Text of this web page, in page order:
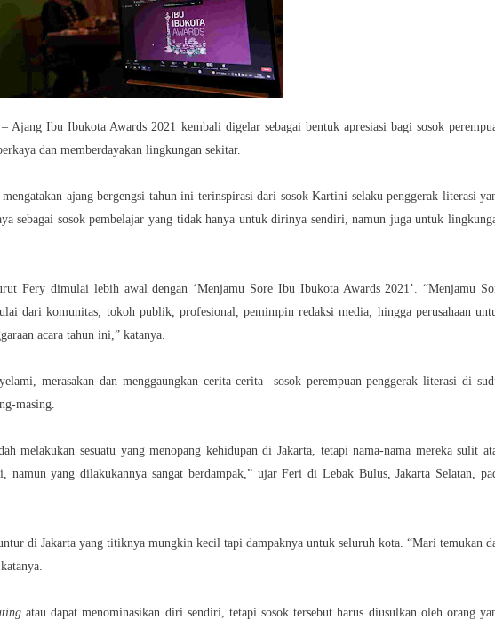
Ibu Ibukota Awards 2021 kembali digelar sebagai bentuk apresiasi bagi sosok
dan memberdayakan lingkungan sekitar.
ajang bergengsi tahun ini terinspirasi dari sosok Kartini selaku penggerak literasi
sebagai sosok pembelajar yang tidak hanya untuk dirinya sendiri, namun juga untuk
Fery dimulai lebih awal dengan ‘Menjamu Sore Ibu Ibukota Awards 2021’. “Menjamu
dari komunitas, tokoh publik, profesional, pemimpin redaksi media, hingga perusahaan
acara tahun ini,” katanya.
merasakan dan menggaungkan cerita-cerita sosok perempuan penggerak literasi di
masing.
melakukan sesuatu yang menopang kehidupan di Jakarta, tetapi nama-nama mereka sulit
namun yang dilakukannya sangat berdampak,” ujar Feri di Lebak Bulus, Jakarta Selatan,
di Jakarta yang titiknya mungkin kecil tapi dampaknya untuk seluruh kota. “Mari temukan
atau dapat menominasikan diri sendiri, tetapi sosok tersebut harus diusulkan oleh orang